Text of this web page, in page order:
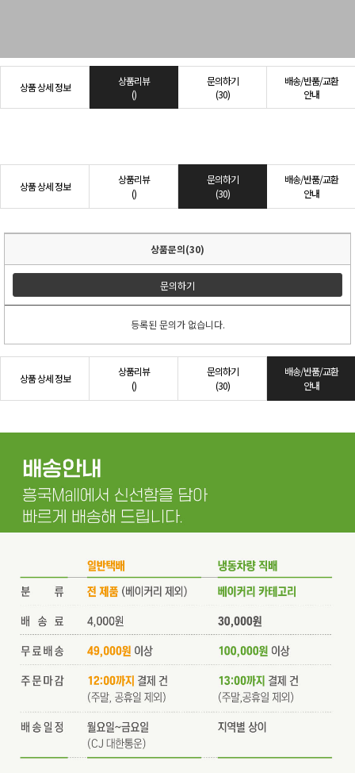
상품 상세 정보
상품리뷰
()
문의하기
(30)
배송/반품/교환
안내
상품 상세 정보
상품리뷰
()
문의하기
(30)
배송/반품/교환
안내
상품문의(30)
문의하기
등록된 문의가 없습니다.
상품 상세 정보
상품리뷰
()
문의하기
(30)
배송/반품/교환
안내